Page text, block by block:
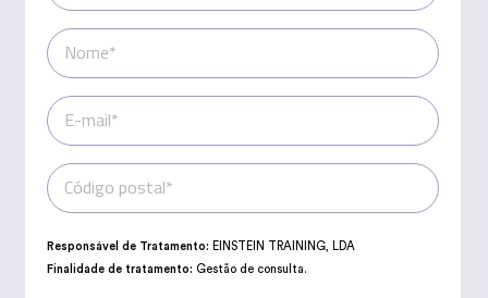
Nome*
E-mail*
Telefone*
Código postal*
Responsável de Tratamento: EINSTEIN TRAINING, LDA
Finalidade de tratamento: Gestão de consulta.